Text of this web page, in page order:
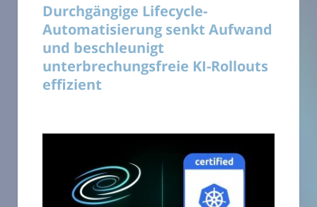
Durchgängige Lifecycle-
Automatisierung senkt Aufwand
und beschleunigt
unterbrechungsfreie KI-Rollouts
effizient